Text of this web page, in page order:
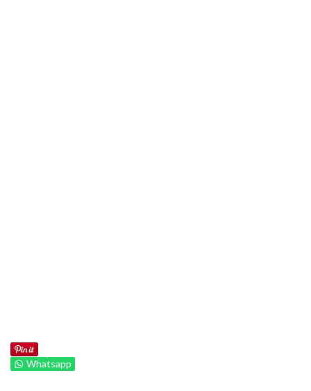
Whatsapp